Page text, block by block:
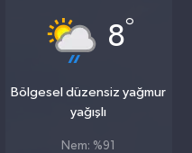
8°
Bölgesel düzensiz yağmur
yağışlı
Nem: %91